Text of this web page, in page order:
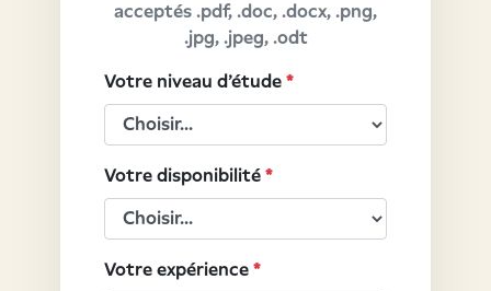
acceptés .pdf, .doc, .docx, .png,
.jpg, .jpeg, .odt
Votre niveau d'étude *
Votre disponibilité *
Votre expérience *